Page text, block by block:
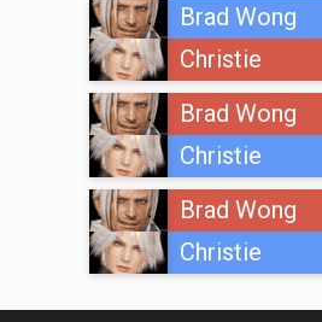
Brad Wong
Christie
Brad Wong
Christie
Brad Wong
Christie